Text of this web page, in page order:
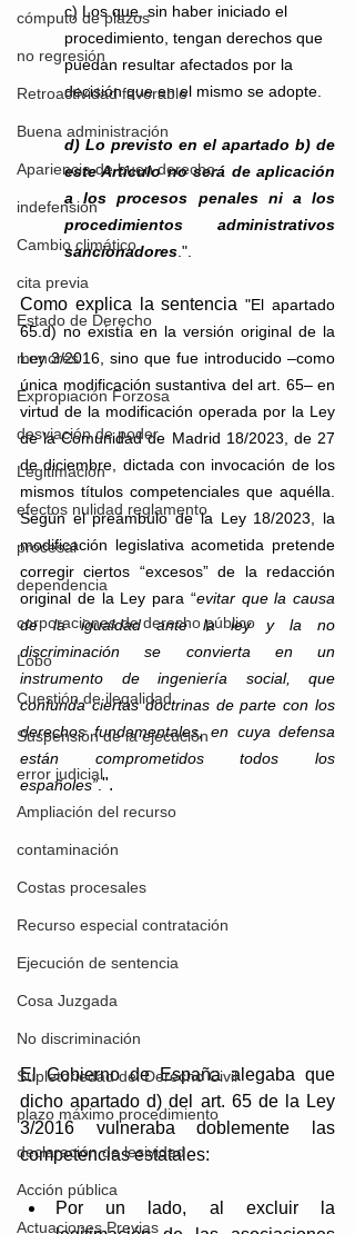
cómputo de plazos
no regresión
Retroactividad favorable
Buena administración
Apariencia de buen derecho
indefensión
Cambio climático
cita previa
Estado de Derecho
menores
Expropiación Forzosa
desviación de poder
Legitimación
efectos nulidad reglamento
procesal
dependencia
corporaciones de derecho público
Lobo
Cuestión de ilegalidad
Suspensión de la ejecución
error judicial
Ampliación del recurso
contaminación
Costas procesales
Recurso especial contratación
Ejecución de sentencia
Cosa Juzgada
No discriminación
Supletoriedad del Derecho Civil
plazo máximo procedimiento
declaración de lesividad
Acción pública
Actuaciones Previas
c) Los que, sin haber iniciado el
procedimiento, tengan derechos que
puedan resultar afectados por la
decisión que en el mismo se adopte.
d) Lo previsto en el apartado b) de
este Artículo no será de aplicación
a los procesos penales ni a los
procedimientos administrativos
sancionadores .".
Como explica la sentencia "El apartado
65.d) no existía en la versión original de la
Ley 3/2016, sino que fue introducido –como
única modificación sustantiva del art. 65– en
virtud de la modificación operada por la Ley
de la Comunidad de Madrid 18/2023, de 27
de diciembre, dictada con invocación de los
mismos títulos competenciales que aquélla.
Según el preámbulo de la Ley 18/2023, la
modificación legislativa acometida pretende
corregir ciertos “excesos” de la redacción
original de la Ley para “evitar que la causa
de la igualdad ante la ley y la no
discriminación se convierta en un
instrumento de ingeniería social, que
confunda ciertas doctrinas de parte con los
derechos fundamentales, en cuya defensa
están comprometidos todos los
españoles”.".
El Gobierno de España alegaba que
dicho apartado d) del art. 65 de la Ley
3/2016 vulneraba doblemente las
competencias estatales:
Por un lado, al excluir la